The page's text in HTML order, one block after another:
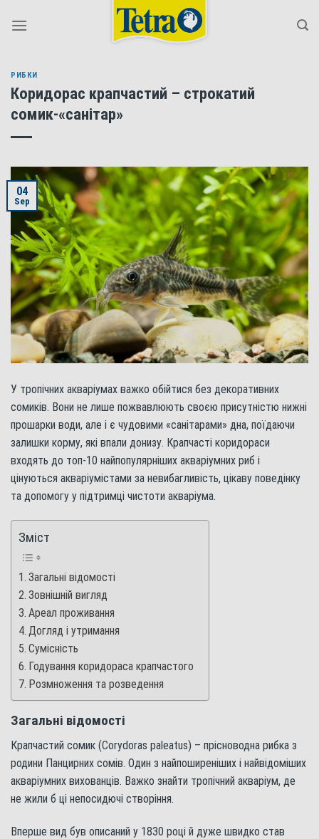
РИБКИ
Коридорас крапчастий – строкатий
сомик-«санітар»
04
Sep
У тропічних акваріумах важко обійтися без декоративних
сомиків. Вони не лише пожвавлюють своєю присутністю нижні
прошарки води, але і є чудовими «санітарами» дна, поїдаючи
залишки корму, які впали донизу. Крапчасті коридораси
входять до топ-10 найпопулярніших акваріумних риб і
цінуються акваріумістами за невибагливість, цікаву поведінку
та допомогу у підтримці чистоти акваріума.
Зміст
Загальні відомості
Зовнішній вигляд
Ареал проживання
Догляд і утримання
Сумісність
Годування коридораса крапчастого
Розмноження та розведення
Загальні відомості
Крапчастий сомик (Corydoras paleatus) – прісноводна рибка з
родини Панцирних сомів. Один з найпоширеніших і найвідоміших
акваріумних вихованців. Важко знайти тропічний акваріум, де
не жили б ці непосидючі створіння.
Вперше вид був описаний у 1830 році й дуже швидко став